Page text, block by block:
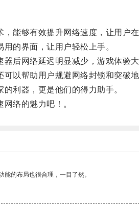
够有效提升网络速度，让用户在
的界面，让用户轻松上手。
网络延迟明显减少，游戏体验大
帮助用户规避网络封锁和突破地
利器，更是他们的得力助手。
络的魅力吧！。
的布局也很合理，一目了然。